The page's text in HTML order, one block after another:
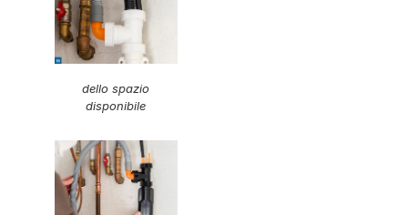
dello spazio
disponibile